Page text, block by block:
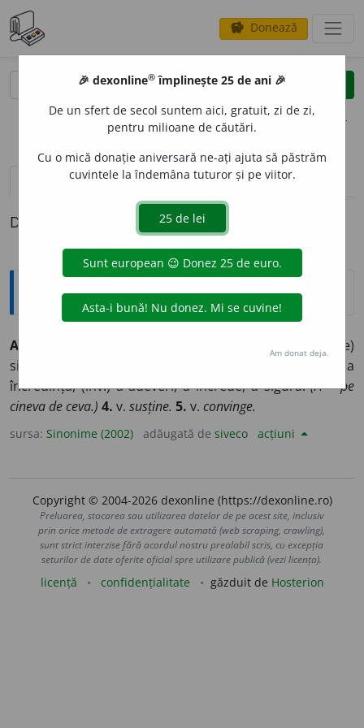
savings Donează
clear
opțiuni
definiții (1) pronunțievolume_up (50)
Definiția cu ID-ul 172612:
Sinonime
ASIGUR
(înv.) a (se) asiguripsi, a (se)
siguripsi.
a
încredința, (înv.) a adeveri, a încrede, a sigura.(A ~ pe
cineva de ceva.) 4. v. susține. 5. v. convinge.
sursa: Sinonime (2002) adăugată de siveco acțiuni
Copyright © 2004-2026 dexonline (https://dexonline.ro)
Preluarea, stocarea sau utilizarea datelor de pe acest site, inclusiv
prin orice metode de extragere automată (web scraping, crawling),
sunt strict interzise fără acordul nostru prealabil scris, cu excepția
seturilor de date oferite oficial spre utilizare publică (vezi licența).
licență confidențialitate găzduit de Hosterion
🎉 dexonline® împlinește 25 de ani 🎉
De un sfert de secol suntem aici, gratuit, zi de zi,
pentru milioane de căutări.
Cu o mică donație aniversară ne-ați ajuta să păstrăm
cuvintele la îndemâna tuturor și pe viitor.
Am donat deja.